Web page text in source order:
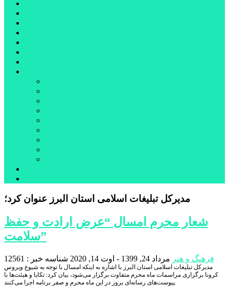
مدیرکل تبلیغات اسلامی استان البرز عنوان کرد؛
شعار محرم امسال “عرض ارادت و حفظ
سلامت”
فرهنگ و هنر مرداد 24, 1399 - اوت 14, 2020 شناسه خبر : 12561
مدیرکل تبلیغات اسلامی استان البرز با اشاره به اینکه امسال با توجه به شیوع ویروس
کرونا برگزاری مراسمات ماه محرم متفاوت برگزار می‌شود، بیان کرد: تکایا و هیئت‌ها با
پیوست‌های رسانه‌ای بروز در این ماه محرم و صفر برنامه اجرا می‌کنند.